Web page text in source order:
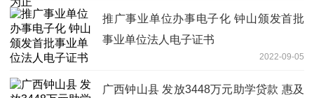
推广事业单位办事电子化 钟山颁发首批
事业单位法人电子证书
2022-09-05
广西钟山县 发放3448万元助学贷款 惠及